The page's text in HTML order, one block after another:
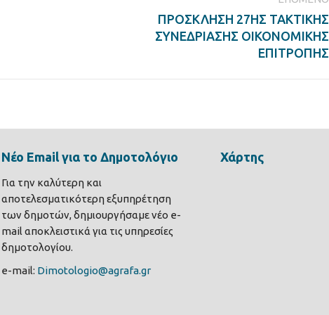
ΠΡΟΣΚΛΗΣΗ 27ΗΣ ΤΑΚΤΙΚΗΣ
ΣΥΝΕΔΡΙΑΣΗΣ ΟΙΚΟΝΟΜΙΚΗΣ
ΕΠΙΤΡΟΠΗΣ
Νέο Email για το Δημοτολόγιο
Για την καλύτερη και
αποτελεσματικότερη εξυπηρέτηση
των δημοτών, δημιουργήσαμε νέο e-
mail αποκλειστικά για τις υπηρεσίες
δημοτολογίου.
e-mail: Dimotologio@agrafa.gr
Χάρτης